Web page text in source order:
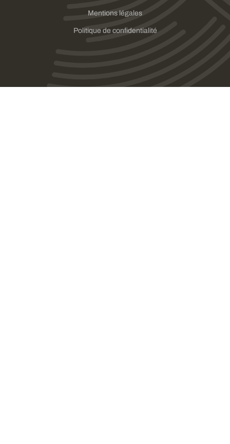
Mentions légales
Politique de confidentialité